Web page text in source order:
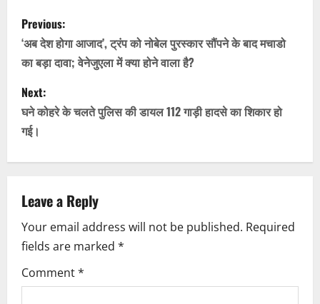
P
o
s
t
n
a
v
i
g
a
Previous:
‘अब देश होगा आजाद’, ट्रंप को नोबेल पुरस्कार सौंपने के बाद मचाडो
का बड़ा दावा; वेनेजुएला में क्या होने वाला है?
Next:
घने कोहरे के चलते पुलिस की डायल 112 गाड़ी हादसे का शिकार हो
गई।
Leave a Reply
Your email address will not be published. Required
fields are marked *
Comment*